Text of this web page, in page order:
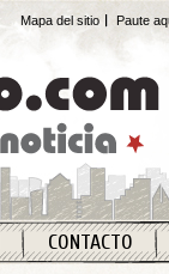
Mapa del sitio Paute
CONTACTO